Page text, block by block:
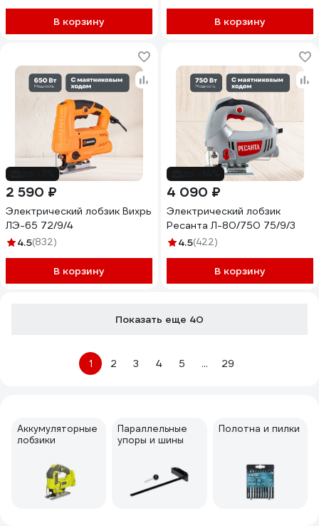
В корзину В корзину
2 590 ₽
Электрический лобзик Вихрь
ЛЭ-65 72/9/4
4.5(832)
В корзину
4 090 ₽
Электрический лобзик
Ресанта Л-80/750 75/9/3
4.5(422)
В корзину
Показать еще 40
1 2 3 4 5 ... 29
Аккумуляторные
лобзики
Параллельные
упоры и шины
Полотна и пилки